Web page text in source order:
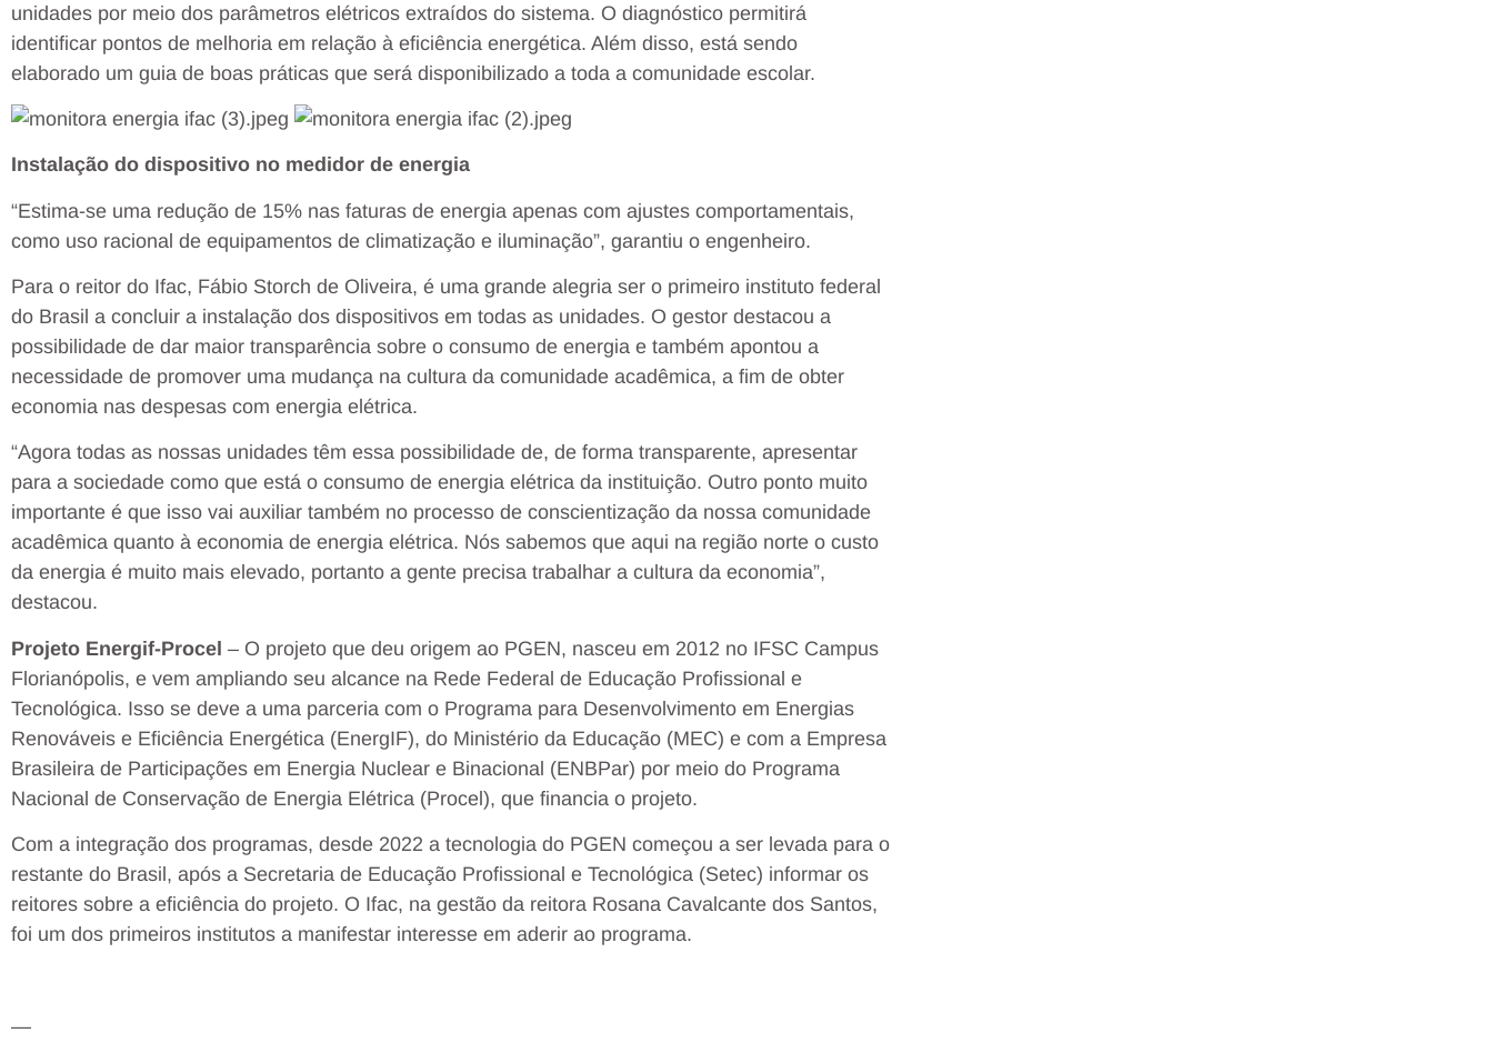
unidades por meio dos parâmetros elétricos extraídos do sistema. O diagnóstico permitirá
identificar pontos de melhoria em relação à eficiência energética. Além disso, está sendo
elaborado um guia de boas práticas que será disponibilizado a toda a comunidade escolar.
Instalação do dispositivo no medidor de energia
“Estima-se uma redução de 15% nas faturas de energia apenas com ajustes comportamentais,
como uso racional de equipamentos de climatização e iluminação”, garantiu o engenheiro.
Para o reitor do Ifac, Fábio Storch de Oliveira, é uma grande alegria ser o primeiro instituto federal
do Brasil a concluir a instalação dos dispositivos em todas as unidades. O gestor destacou a
possibilidade de dar maior transparência sobre o consumo de energia e também apontou a
necessidade de promover uma mudança na cultura da comunidade acadêmica, a fim de obter
economia nas despesas com energia elétrica.
“Agora todas as nossas unidades têm essa possibilidade de, de forma transparente, apresentar
para a sociedade como que está o consumo de energia elétrica da instituição. Outro ponto muito
importante é que isso vai auxiliar também no processo de conscientização da nossa comunidade
acadêmica quanto à economia de energia elétrica. Nós sabemos que aqui na região norte o custo
da energia é muito mais elevado, portanto a gente precisa trabalhar a cultura da economia”,
destacou.
Projeto Energif-Procel – O projeto que deu origem ao PGEN, nasceu em 2012 no IFSC Campus
Florianópolis, e vem ampliando seu alcance na Rede Federal de Educação Profissional e
Tecnológica. Isso se deve a uma parceria com o Programa para Desenvolvimento em Energias
Renováveis e Eficiência Energética (EnergIF), do Ministério da Educação (MEC) e com a Empresa
Brasileira de Participações em Energia Nuclear e Binacional (ENBPar) por meio do Programa
Nacional de Conservação de Energia Elétrica (Procel), que financia o projeto.
Com a integração dos programas, desde 2022 a tecnologia do PGEN começou a ser levada para o
restante do Brasil, após a Secretaria de Educação Profissional e Tecnológica (Setec) informar os
reitores sobre a eficiência do projeto. O Ifac, na gestão da reitora Rosana Cavalcante dos Santos,
foi um dos primeiros institutos a manifestar interesse em aderir ao programa.
—